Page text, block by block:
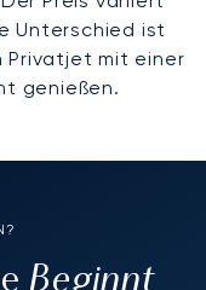
Unterschied ist
Privatjet mit einer
genießen.
Beginnt